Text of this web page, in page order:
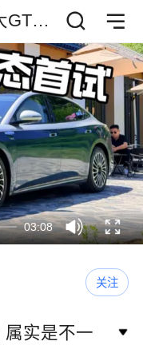
GT跑
03:08
关注
属实是不一